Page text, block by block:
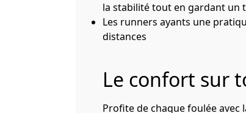
la stabilité tout en gardant un
Les runners ayants une
distances
Le confort sur
Profite de chaque foulée avec